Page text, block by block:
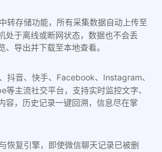
转存储功能，所有采集数据自动上传至
处于离线或断网状态，数据也不会丢
导出并下载至本地查看。
抖音、快手、Facebook、Instagram、
主流社交平台，支持实时监控文字、
容，历史记录一键回溯，信息尽在掌
恢复引擎，即使微信聊天记录已被删